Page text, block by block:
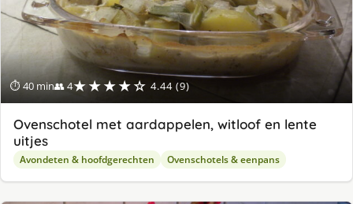
⏱ 40 min👥 4★★★★☆ 4.44 (9)
Ovenschotel met aardappelen, witloof en lente
uitjes
Avondeten & hoofdgerechten Ovenschotels & eenpans